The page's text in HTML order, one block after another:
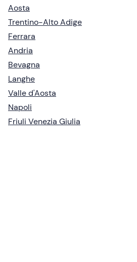
Aosta
Trentino-Alto Adige
Ferrara
Andria
Bevagna
Langhe
Valle d'Aosta
Napoli
Friuli Venezia Giulia